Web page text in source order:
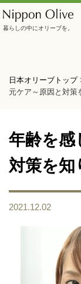
暮らしの中にオリーブを。
日本オリーブトップ
元ケア～原因と対策
年齢を感
対策を知
2021.12.02